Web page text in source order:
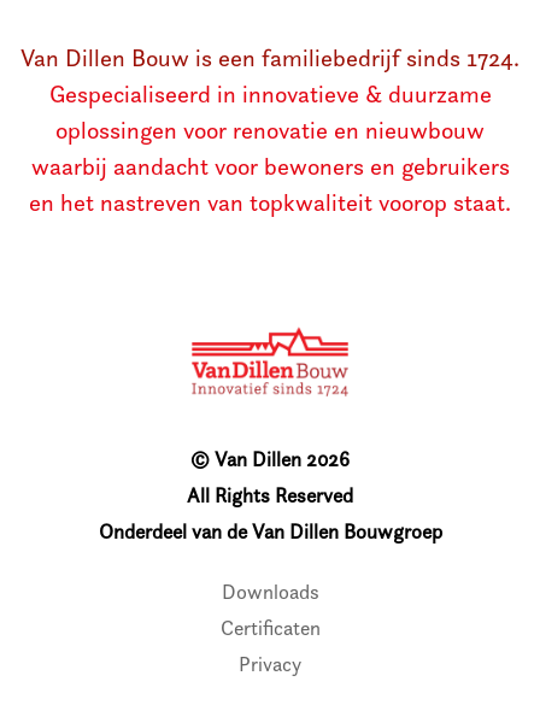
Van Dillen Bouw is een familiebedrijf sinds 1724.
Gespecialiseerd in innovatieve & duurzame
oplossingen voor renovatie en nieuwbouw
waarbij aandacht voor bewoners en gebruikers
en het nastreven van topkwaliteit voorop staat.
© Van Dillen 2026
All Rights Reserved
Onderdeel van de Van Dillen Bouwgroep
Downloads
Certificaten
Privacy